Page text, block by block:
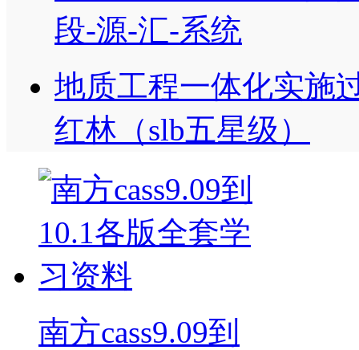
段-源-汇-系统
地质工程一体化实施
红林（slb五星级）
南方cass9.09到